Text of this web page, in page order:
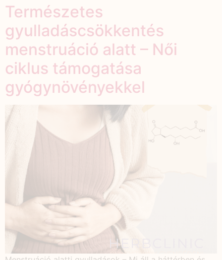
Természetes
gyulladáscsökkentés
menstruáció alatt – Női
ciklus támogatása
gyógynövényekkel